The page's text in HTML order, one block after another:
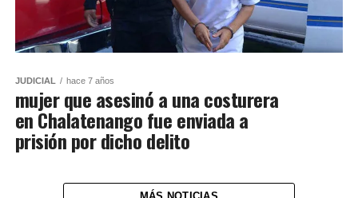
JUDICIAL hace 7 años
mujer que asesinó a una costurera
en Chalatenango fue enviada a
prisión por dicho delito